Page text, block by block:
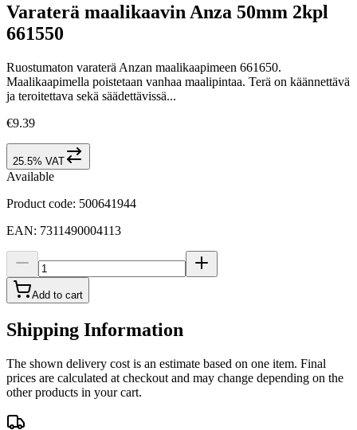
Varaterä maalikaavin Anza 50mm 2kpl
661550
Ruostumaton varaterä Anzan maalikaapimeen 661650.
Maalikaapimella poistetaan vanhaa maalipintaa. Terä on käännettävä
ja teroitettava sekä säädettävissä...
€9.39
25.5% VAT
Available
Product code: 500641944
EAN: 7311490004113
Add to cart
Shipping Information
The shown delivery cost is an estimate based on one item. Final
prices are calculated at checkout and may change depending on the
other products in your cart.